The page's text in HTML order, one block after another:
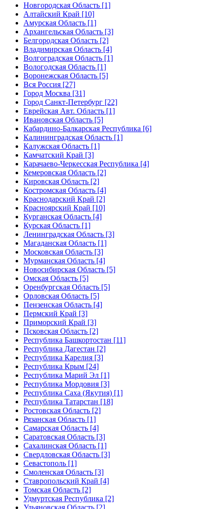
Новгородская Область [1]
Алтайский Край [10]
Амурская Область [1]
Архангельская Область [3]
Белгородская Область [2]
Владимирская Область [4]
Волгоградская Область [1]
Вологодская Область [1]
Воронежская Область [5]
Вся Россия [27]
Город Москва [31]
Город Санкт-Петербург [22]
Еврейская Авт. Область [1]
Ивановская Область [5]
Кабардино-Балкарская Республика [6]
Калининградская Область [1]
Калужская Область [1]
Камчатский Край [3]
Карачаево-Черкесская Республика [4]
Кемеровская Область [2]
Кировская Область [2]
Костромская Область [4]
Краснодарский Край [2]
Красноярский Край [10]
Курганская Область [4]
Курская Область [1]
Ленинградская Область [3]
Магаданская Область [1]
Московская Область [3]
Мурманская Область [4]
Новосибирская Область [5]
Омская Область [5]
Оренбургская Область [5]
Орловская Область [5]
Пензенская Область [4]
Пермский Край [3]
Приморский Край [3]
Псковская Область [2]
Республика Башкортостан [11]
Республика Дагестан [2]
Республика Карелия [3]
Республика Крым [24]
Республика Марий Эл [1]
Республика Мордовия [3]
Республика Саха (Якутия) [1]
Республика Татарстан [18]
Ростовская Область [2]
Рязанская Область [1]
Самарская Область [4]
Саратовская Область [3]
Сахалинская Область [1]
Свердловская Область [3]
Севастополь [1]
Смоленская Область [3]
Ставропольский Край [4]
Томская Область [2]
Удмуртская Республика [2]
Ульяновская Область [2]